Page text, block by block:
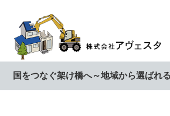
国をつなぐ架け橋へ～地域から選ばれ